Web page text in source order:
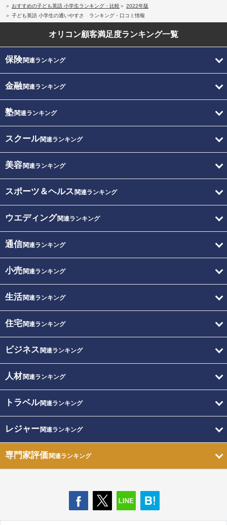
おすすめの子ども英語 小学生ランキング・比較
2022年版
子ども英語 小学生の通いやすさ ランキング・口コミ情報
オリコン顧客満足度ランキング一覧
保険関連ランキング
金融関連ランキング
塾関連ランキング
スクール関連ランキング
美容関連ランキング
スポーツ＆ヘルス 関連ランキング
ウエディング関連ランキング
通信関連ランキング
小売関連ランキング
生活関連ランキング
住宅関連ランキング
ビジネス 関連ランキング
人材関連ランキング
トラベル関連ランキング
レジャー関連ランキング
専門家評価関連ランキング